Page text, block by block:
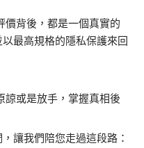
價背後，都是一個真實的
最高規格的隱私保護來回
諒或是放手，掌握真相後
讓我們陪您走過這段路：